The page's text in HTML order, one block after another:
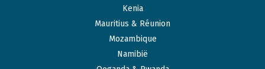
Kenia
Mauritius & Réunion
Mozambique
Namibië